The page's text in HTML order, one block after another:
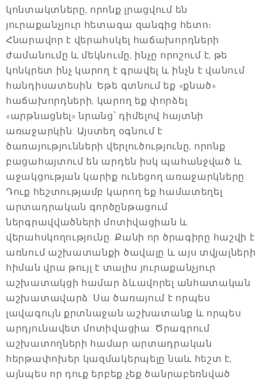
կոնտակտները, որոնք լրացվում են
յուրաքանչյուր հետագա զանգից հետո։
Հնարավոր է վերահսկել հաճախորդների
ժամանումը և մեկնումը, ինչը որոշում է, թե
կոնկրետ ինչ կարող է գրավել և ինչն է վանում
հանդիսատեսին: Եթե գտնում եք «քնած»
հաճախորդների, կարող եք փորձել
«արթնացնել» նրանց՝ դիմելով հայտնի
առաջարկին: Այստեղ օգնում է
ծառայությունների վերլուծությունը, որոնք
բացահայտում են արդեն իսկ պահանջված և
աջակցության կարիք ունեցող առաջարկները:
Դուք հեշտությամբ կարող եք համատեղել
արտադրական գործընթացում
ներգրավվածների մոտիվացիան և
վերահսկողությունը: Քանի որ ծրագիրը հաշվի է
առնում աշխատանքի ծավալը և այս տվյալների
հիման վրա թույլ է տալիս յուրաքանչյուր
աշխատակցի համար ձևավորել անհատական
աշխատավարձ: Սա ծառայում է որպես
լավագույն քրտնաջան աշխատանք և որպես
արդյունավետ մոտիվացիա: Ծրագրում
աշխատողների համար արտադրական
հերթափոխեր կազմակերպելը նաև հեշտ է,
այնպես որ դուք երբեք չեք ծանրաբեռնված